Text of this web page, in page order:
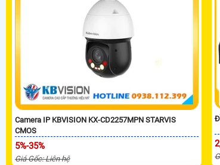
Camera IP KBVISION KX-CD2257MPN STARVIS
CMOS
5%-35%
Giá Gốc: Liên hệ